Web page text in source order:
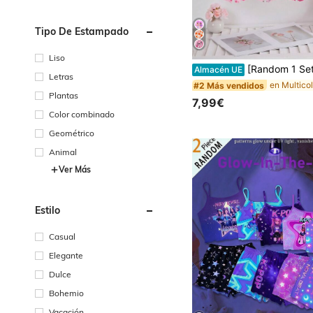
Tipo De Estampado
Liso
Letras
Plantas
Color combinado
Geométrico
Animal
Ver Más
Estilo
Casual
Elegante
Dulce
Bohemio
Almacén UE [Random 1 Set] Conjunto de 2 piezas de verano rosa de hada para niñas jóvenes, a juego familiar, camiseta de tirantes con
#2 Más vendidos
7,99€